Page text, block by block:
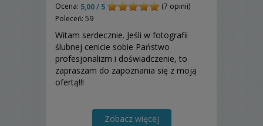
Ocena: 5,00 / 5
(7 opinii)
Poleceń: 59
Witam serdecznie. Jeśli w fotografii
ślubnej cenicie sobie Państwo
profesjonalizm i doświadczenie, to
zapraszam do zapoznania się z moją
ofertą!!!
Zobacz więcej